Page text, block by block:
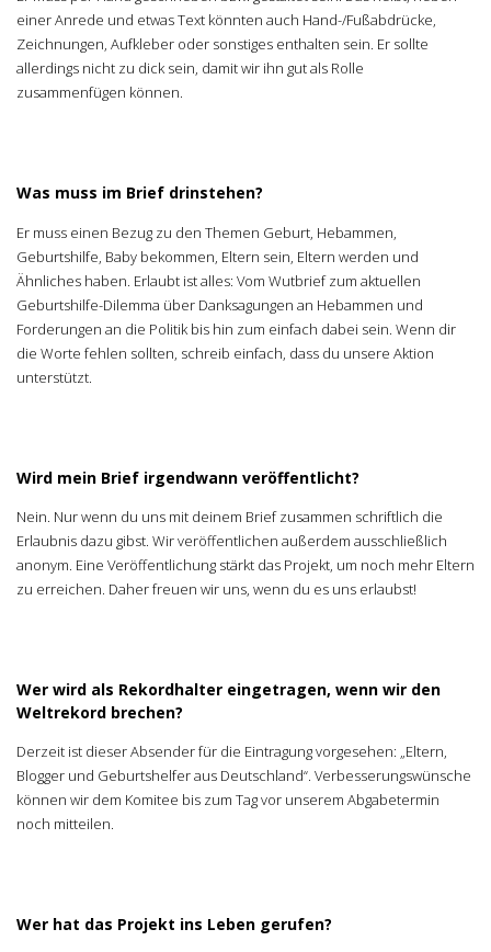
einer Anrede und etwas Text könnten auch Hand-/Fußabdrücke,
Zeichnungen, Aufkleber oder sonstiges enthalten sein. Er sollte
allerdings nicht zu dick sein, damit wir ihn gut als Rolle
zusammenfügen können.
Was muss im Brief drinstehen?
Er muss einen Bezug zu den Themen Geburt, Hebammen,
Geburtshilfe, Baby bekommen, Eltern sein, Eltern werden und
Ähnliches haben. Erlaubt ist alles: Vom Wutbrief zum aktuellen
Geburtshilfe-Dilemma über Danksagungen an Hebammen und
Forderungen an die Politik bis hin zum einfach dabei sein. Wenn dir
die Worte fehlen sollten, schreib einfach, dass du unsere Aktion
unterstützt.
Wird mein Brief irgendwann veröffentlicht?
Nein. Nur wenn du uns mit deinem Brief zusammen schriftlich die
Erlaubnis dazu gibst. Wir veröffentlichen außerdem ausschließlich
anonym. Eine Veröffentlichung stärkt das Projekt, um noch mehr Eltern
zu erreichen. Daher freuen wir uns, wenn du es uns erlaubst!
Wer wird als Rekordhalter eingetragen, wenn wir den
Weltrekord brechen?
Derzeit ist dieser Absender für die Eintragung vorgesehen: „Eltern,
Blogger und Geburtshelfer aus Deutschland“. Verbesserungswünsche
können wir dem Komitee bis zum Tag vor unserem Abgabetermin
noch mitteilen.
Wer hat das Projekt ins Leben gerufen?